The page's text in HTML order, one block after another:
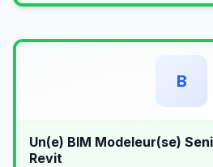
B
Un(e) BIM Modeleur(se)
Revit